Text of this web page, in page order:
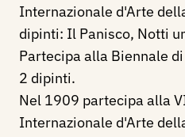
Internazionale d'Arte
dipinti: Il Panisco, Notti
Partecipa alla Biennale
2 dipinti.
Nel 1909 partecipa alla
Internazionale d'Arte